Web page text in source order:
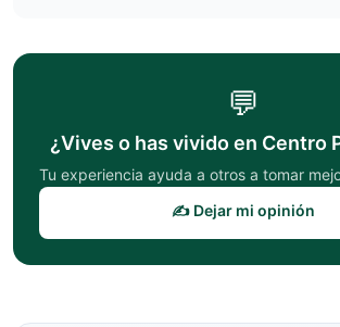
💬
¿Vives o has vivido en Centro
Tu experiencia ayuda a otros a tomar
✍️ Dejar mi opinión